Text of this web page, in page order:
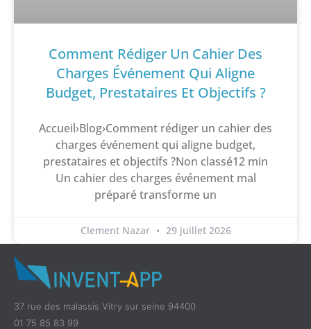
Comment Rédiger Un Cahier Des
Charges Événement Qui Aligne
Budget, Prestataires Et Objectifs ?
Accueil›Blog›Comment rédiger un cahier des
charges événement qui aligne budget,
prestataires et objectifs ?Non classé12 min
Un cahier des charges événement mal
préparé transforme un
Clement Nazar 29 juillet 2026
37 rue des malassis Vitry sur seine 94400
01 75 85 83 99